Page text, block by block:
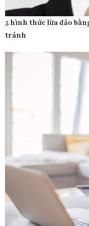
5 hình thức lừa đảo
tránh